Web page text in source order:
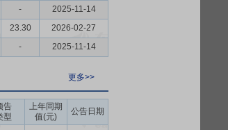
-
2025-11-14
23.30
2026-02-27
- 2025-11-14
更多>>
告
型
上年同期
值(元)
公告日期